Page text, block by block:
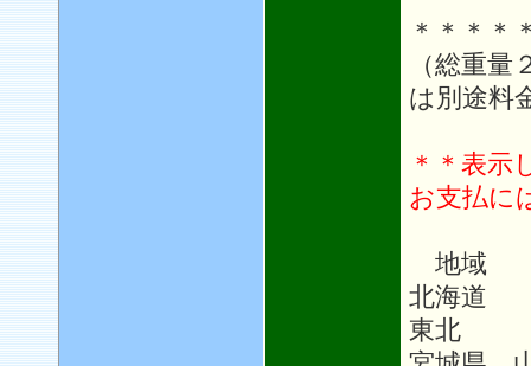
＊＊＊＊
（総重
は別途料
＊＊表示
お支払に
地域
北海道
東北